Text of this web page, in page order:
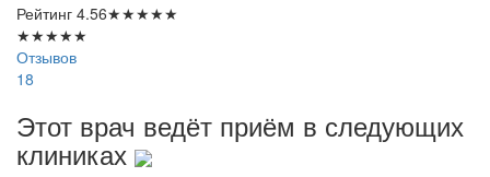
Рейтинг 4.56★★★★★
★★★★★
Отзывов
18
Этот врач ведёт приём в следующих
клиниках